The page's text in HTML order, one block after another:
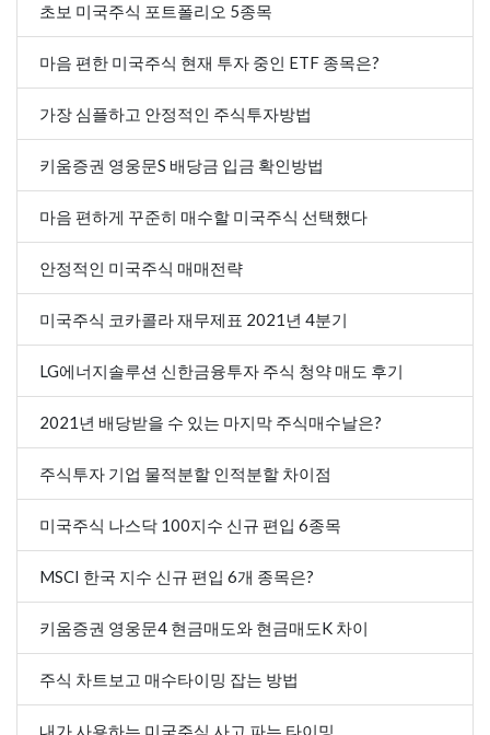
초보 미국주식 포트폴리오 5종목
마음 편한 미국주식 현재 투자 중인 ETF 종목은?
가장 심플하고 안정적인 주식투자방법
키움증권 영웅문S 배당금 입금 확인방법
마음 편하게 꾸준히 매수할 미국주식 선택했다
안정적인 미국주식 매매전략
미국주식 코카콜라 재무제표 2021년 4분기
LG에너지솔루션 신한금융투자 주식 청약 매도 후기
2021년 배당받을 수 있는 마지막 주식매수날은?
주식투자 기업 물적분할 인적분할 차이점
미국주식 나스닥 100지수 신규 편입 6종목
MSCI 한국 지수 신규 편입 6개 종목은?
키움증권 영웅문4 현금매도와 현금매도K 차이
주식 차트보고 매수타이밍 잡는 방법
내가 사용하는 미국주식 사고 파는 타이밍